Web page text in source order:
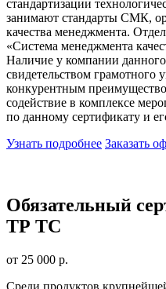
стандартизации
занимают стандарты СМК,
качества менеджмента.
«Система менеджмента
Наличие у компании данного
свидетельством грамотного
конкурентным
содействие в комплексе
по данному сертификату и
Узнать подробнее Заказать
Обязательный
ТР ТС
от 25 000 р.
Среди продуктов